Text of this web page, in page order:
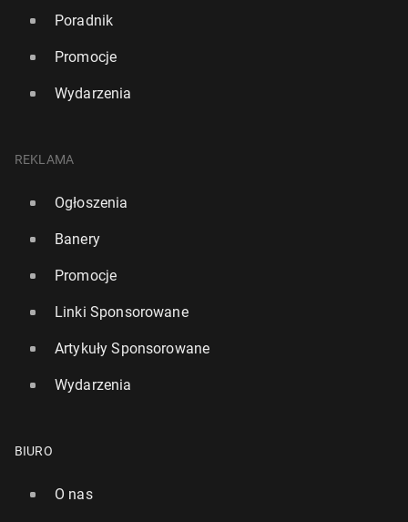
Poradnik
Promocje
Wydarzenia
REKLAMA
Ogłoszenia
Banery
Promocje
Linki Sponsorowane
Artykuły Sponsorowane
Wydarzenia
BIURO
O nas